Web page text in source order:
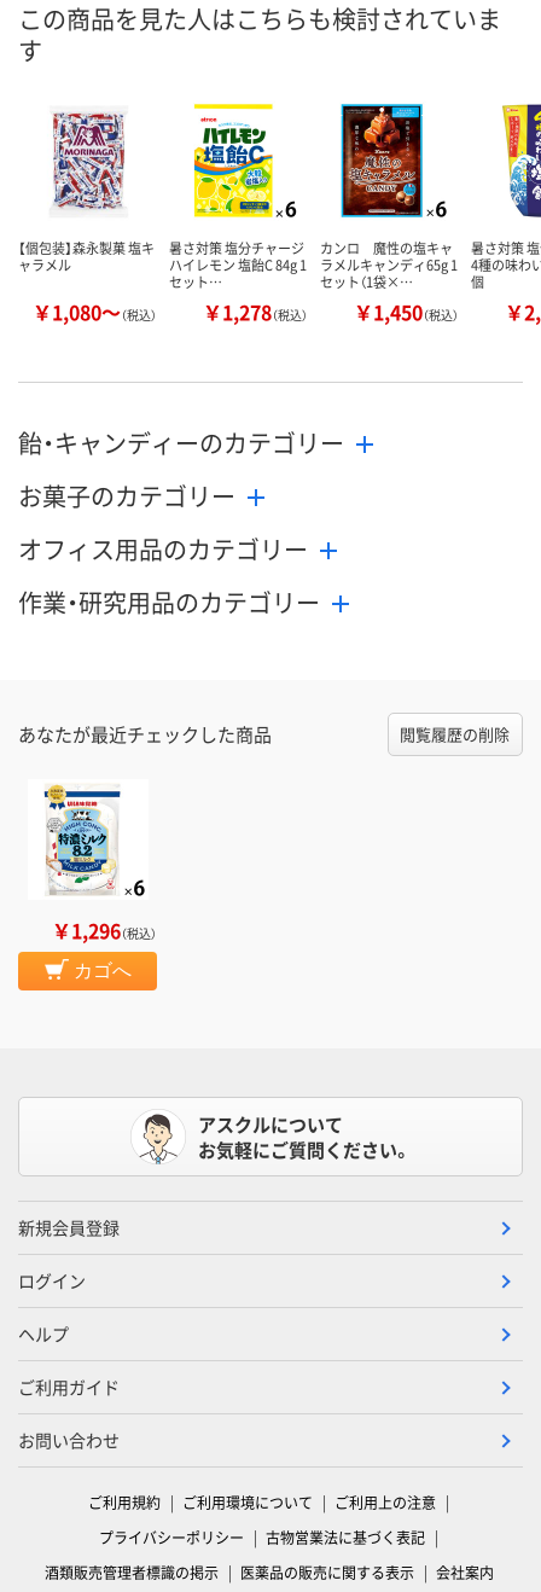
この商品を見た人はこちらも検討されていま
す
【個包装】森永製菓 塩キ
ャラメル
￥1,080～（税込）
暑さ対策 塩分チャージ
ハイレモン 塩飴C 84g 1
セット…
￥1,278（税込）
カンロ 魔性の塩キャ
ラメルキャンディ65g 1
セット（1袋×…
￥1,450（税込）
暑さ対策
4種の味わ
個
￥
飴・キャンディーのカテゴリー
お菓子のカテゴリー
オフィス用品のカテゴリー
作業・研究用品のカテゴリー
あなたが最近チェックした商品 閲覧履歴の削除
￥1,296（税込）
カゴへ
アスクルについて
お気軽にご質問ください。
新規会員登録
ログイン
ヘルプ
ご利用ガイド
お問い合わせ
ご利用規約 ご利用環境について
ご利用上の注意
プライバシーポリシー
古物営業法に基づく表記
酒類販売管理者標識の掲示
医薬品の販売に関する表示 会社案内